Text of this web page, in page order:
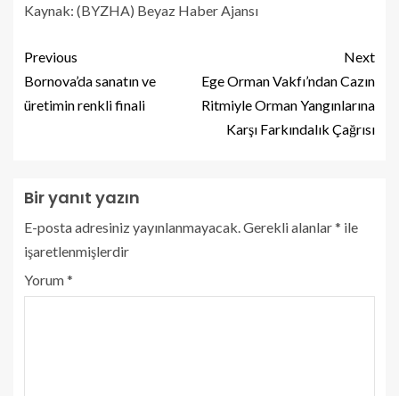
Kaynak: (BYZHA) Beyaz Haber Ajansı
Previous
Bornova’da sanatın ve
üretimin renkli finali
Next
Ege Orman Vakfı’ndan Cazın
Ritmiyle Orman Yangınlarına
Karşı Farkındalık Çağrısı
Bir yanıt yazın
E-posta adresiniz yayınlanmayacak. Gerekli alanlar* ile
işaretlenmişlerdir
Yorum*